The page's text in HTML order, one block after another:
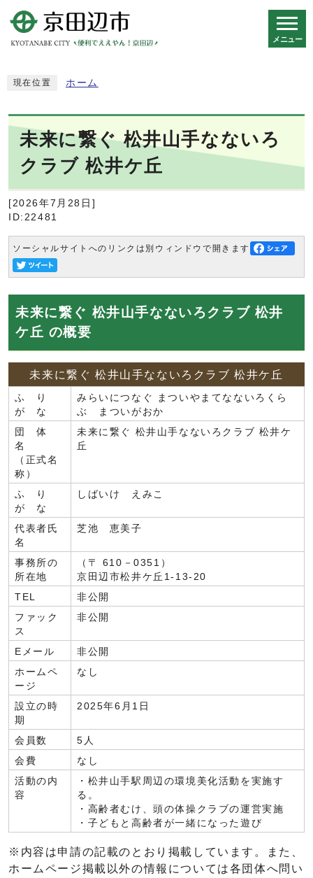
メニュー
現在位置 ホーム
未来に繋ぐ 松井山手なないろ
クラブ 松井ケ丘
[2026年7月28日]
ID:22481
ソーシャルサイトへのリンクは別ウィンドウで開きます
未来に繋ぐ 松井山手なないろクラブ 松井
ケ丘 の概要
未来に繋ぐ 松井山手なないろクラブ 松井ケ丘
ふ り
が な
みらいにつなぐ まついやまてなないろくら
ぶ まついがおか
団 体
名
（正式名
称）
未来に繋ぐ 松井山手なないろクラブ 松井ケ
丘
ふ り
が な
しばいけ えみこ
代表者氏
名
芝池 恵美子
事務所の
所在地
（〒 610－0351）
京田辺市松井ケ丘1-13-20
TEL
非公開
ファック
ス
非公開
Eメール
非公開
ホームペ
ージ
なし
設立の時
期
2025年6月1日
会員数
5人
会費
なし
活動の内
容
・松井山手駅周辺の環境美化活動を実施す
る。
・高齢者むけ、頭の体操クラブの運営実施
・子どもと高齢者が一緒になった遊び
※内容は申請の記載のとおり掲載しています。また、
ホームページ掲載以外の情報については各団体へ問い